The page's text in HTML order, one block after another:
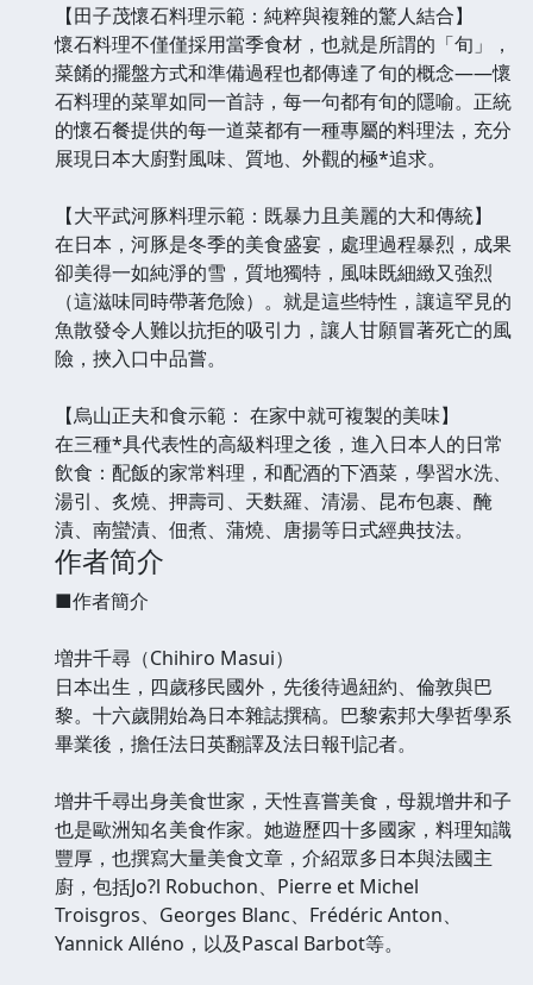
【田子茂懷石料理示範：純粹與複雜的驚人結合】
懷石料理不僅僅採用當季食材，也就是所謂的「旬」，
菜餚的擺盤方式和準備過程也都傳達了旬的概念——懷
石料理的菜單如同一首詩，每一句都有旬的隱喻。正統
的懷石餐提供的每一道菜都有一種專屬的料理法，充分
展現日本大廚對風味、質地、外觀的極*追求。
【大平武河豚料理示範：既暴力且美麗的大和傳統】
在日本，河豚是冬季的美食盛宴，處理過程暴烈，成果
卻美得一如純淨的雪，質地獨特，風味既細緻又強烈
（這滋味同時帶著危險）。就是這些特性，讓這罕見的
魚散發令人難以抗拒的吸引力，讓人甘願冒著死亡的風
險，挾入口中品嘗。
【烏山正夫和食示範： 在家中就可複製的美味】
在三種*具代表性的高級料理之後，進入日本人的日常
飲食：配飯的家常料理，和配酒的下酒菜，學習水洗、
湯引、炙燒、押壽司、天麩羅、清湯、昆布包裹、醃
漬、南蠻漬、佃煮、蒲燒、唐揚等日式經典技法。
作者简介
■作者簡介
増井千尋（Chihiro Masui）
日本出生，四歲移民國外，先後待過紐約、倫敦與巴
黎。十六歲開始為日本雜誌撰稿。巴黎索邦大學哲學系
畢業後，擔任法日英翻譯及法日報刊記者。
增井千尋出身美食世家，天性喜嘗美食，母親增井和子
也是歐洲知名美食作家。她遊歷四十多國家，料理知識
豐厚，也撰寫大量美食文章，介紹眾多日本與法國主
廚，包括Jo?l Robuchon、Pierre et Michel
Troisgros、Georges Blanc、Frédéric Anton、
Yannick Alléno，以及Pascal Barbot等。